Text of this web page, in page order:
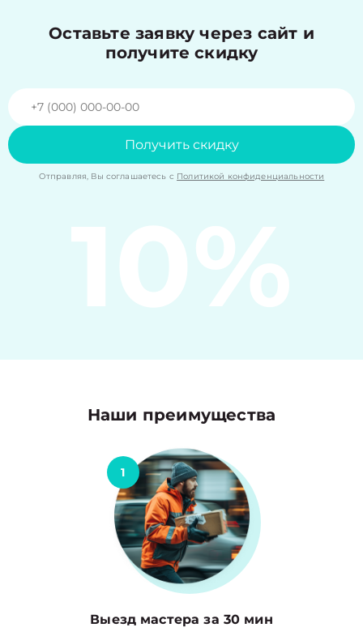
Оставьте заявку через сайт и
получите скидку
Получить скидку
Отправляя, Вы соглашаетесь с Политикой конфиденциальности
10%
Наши преимущества
1
Выезд мастера за 30 мин